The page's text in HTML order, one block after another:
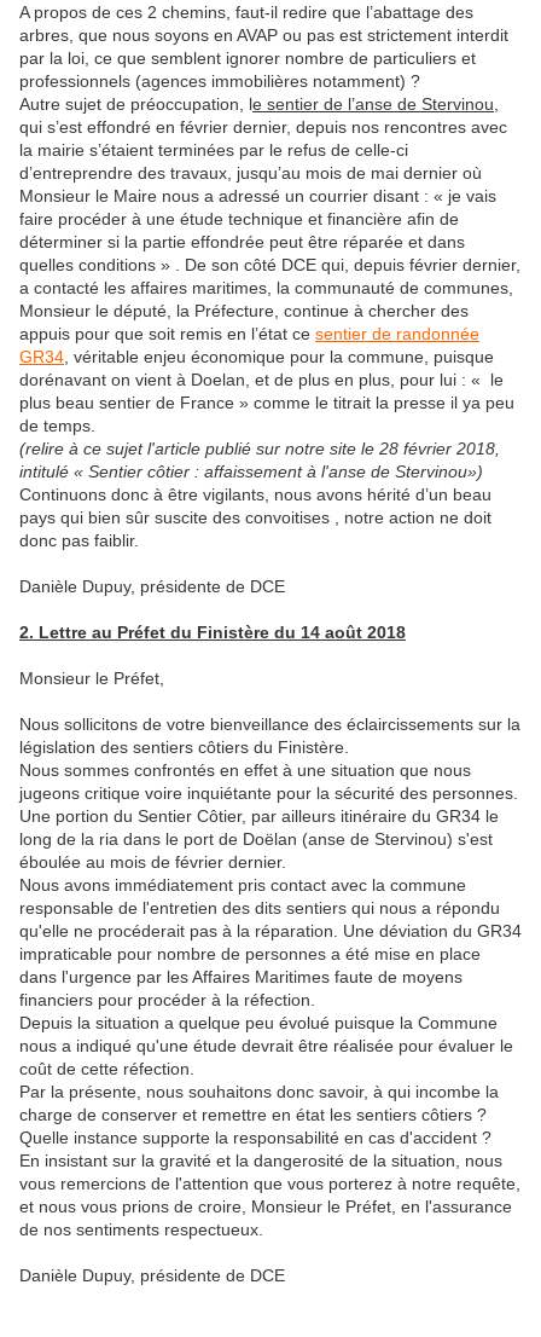
A propos de ces 2 chemins, faut-il redire que l’abattage des
arbres, que nous soyons en AVAP ou pas est strictement interdit
par la loi, ce que semblent ignorer nombre de particuliers et
professionnels (agences immobilières notamment) ?
Autre sujet de préoccupation, le sentier de l’anse de Stervinou
qui s’est effondré en février dernier, depuis nos rencontres avec
la mairie s’étaient terminées par le refus de celle-ci
d’entreprendre des travaux, jusqu’au mois de mai dernier où
Monsieur le Maire nous a adressé un courrier disant : « je vais
faire procéder à une étude technique et financière afin de
déterminer si la partie effondrée peut être réparée et dans
quelles conditions » . De son côté DCE qui, depuis février dernier,
a contacté les affaires maritimes, la communauté de communes,
Monsieur le député, la Préfecture, continue à chercher des
appuis pour que soit remis en l’état ce sentier de randonnée
GR34 , véritable enjeu économique pour la commune, puisque
dorénavant on vient à Doelan, et de plus en plus, pour lui : « le
plus beau sentier de France » comme le titrait la presse il ya peu
de temps.
(relire à ce sujet l'article publié sur notre site le 28 février 2018,
intitulé « Sentier côtier : affaissement à l'anse de Stervinou»)
Continuons donc à être vigilants, nous avons hérité d’un beau
pays qui bien sûr suscite des convoitises , notre action ne doit
donc pas faiblir.
Danièle Dupuy, présidente de DCE
2. Lettre au Préfet du Finistère du 14 août 2018
Monsieur le Préfet,
Nous sollicitons de votre bienveillance des éclaircissements sur la
législation des sentiers côtiers du Finistère.
Nous sommes confrontés en effet à une situation que nous
jugeons critique voire inquiétante pour la sécurité des personnes.
Une portion du Sentier Côtier, par ailleurs itinéraire du GR34 le
long de la ria dans le port de Doëlan (anse de Stervinou) s'est
éboulée au mois de février dernier.
Nous avons immédiatement pris contact avec la commune
responsable de l'entretien des dits sentiers qui nous a répondu
qu'elle ne procéderait pas à la réparation. Une déviation du GR34
impraticable pour nombre de personnes a été mise en place
dans l'urgence par les Affaires Maritimes faute de moyens
financiers pour procéder à la réfection.
Depuis la situation a quelque peu évolué puisque la Commune
nous a indiqué qu'une étude devrait être réalisée pour évaluer le
coût de cette réfection.
Par la présente, nous souhaitons donc savoir, à qui incombe la
charge de conserver et remettre en état les sentiers côtiers ?
Quelle instance supporte la responsabilité en cas d'accident ?
En insistant sur la gravité et la dangerosité de la situation, nous
vous remercions de l'attention que vous porterez à notre requête,
et nous vous prions de croire, Monsieur le Préfet, en l'assurance
de nos sentiments respectueux.
Danièle Dupuy, présidente de DCE